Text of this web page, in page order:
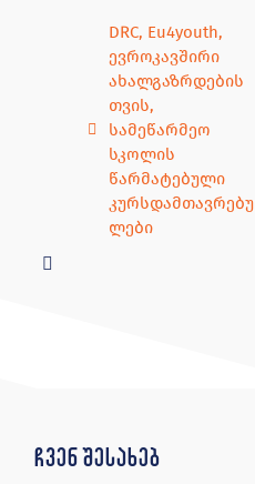
DRC, Eu4youth,
ევროკავშირი
ახალგაზრდების
თვის,
სამეწარმეო
სკოლის
წარმატებული
კურსდამთავრებუ
ლები
ჩვენ შესახებ